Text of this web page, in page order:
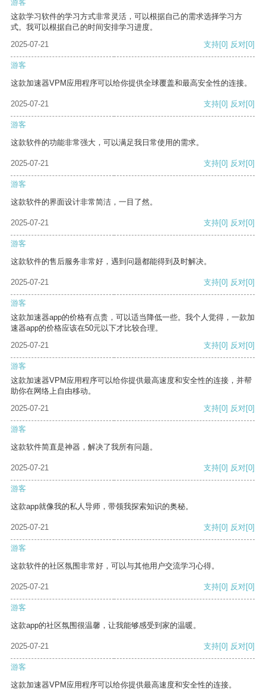
游客
这款学习软件的学习方式非常灵活，可以根据自己的需求选择学习方
式。我可以根据自己的时间安排学习进度。
2025-07-21
支持[0] 反对[0]
游客
这款加速器VPM应用程序可以给你提供全球覆盖和最高安全性的连接。
2025-07-21 支持[0] 反对[0]
游客
这款软件的功能非常强大，可以满足我日常使用的需求。
2025-07-21 支持[0] 反对[0]
游客
这款软件的界面设计非常简洁，一目了然。
2025-07-21 支持[0] 反对[0]
游客
这款软件的售后服务非常好，遇到问题都能得到及时解决。
2025-07-21 支持[0] 反对[0]
游客
这款加速器app的价格有点贵，可以适当降低一些。我个人觉得，一款加
速器app的价格应该在50元以下才比较合理。
2025-07-21
支持[0] 反对[0]
游客
这款加速器VPM应用程序可以给你提供最高速度和安全性的连接，并帮
助你在网络上自由移动。
2025-07-21
支持[0] 反对[0]
游客
这款软件简直是神器，解决了我所有问题。
2025-07-21 支持[0] 反对[0]
游客
这款app就像我的私人导师，带领我探索知识的奥秘。
2025-07-21 支持[0] 反对[0]
游客
这款软件的社区氛围非常好，可以与其他用户交流学习心得。
2025-07-21 支持[0] 反对[0]
游客
这款app的社区氛围很温馨，让我能够感受到家的温暖。
2025-07-21 支持[0] 反对[0]
游客
这款加速器VPM应用程序可以给你提供最高速度和安全性的连接。